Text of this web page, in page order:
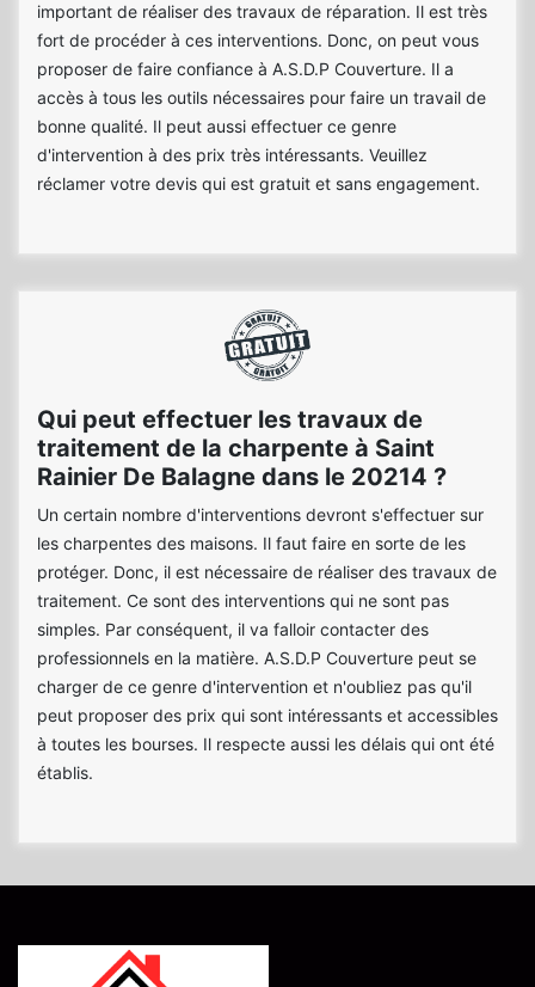
important de réaliser des travaux de réparation. Il est très
fort de procéder à ces interventions. Donc, on peut vous
proposer de faire confiance à A.S.D.P Couverture. Il a
accès à tous les outils nécessaires pour faire un travail de
bonne qualité. Il peut aussi effectuer ce genre
d'intervention à des prix très intéressants. Veuillez
réclamer votre devis qui est gratuit et sans engagement.
Qui peut effectuer les travaux de
traitement de la charpente à Saint
Rainier De Balagne dans le 20214 ?
Un certain nombre d'interventions devront s'effectuer sur
les charpentes des maisons. Il faut faire en sorte de les
protéger. Donc, il est nécessaire de réaliser des travaux de
traitement. Ce sont des interventions qui ne sont pas
simples. Par conséquent, il va falloir contacter des
professionnels en la matière. A.S.D.P Couverture peut se
charger de ce genre d'intervention et n'oubliez pas qu'il
peut proposer des prix qui sont intéressants et accessibles
à toutes les bourses. Il respecte aussi les délais qui ont été
établis.